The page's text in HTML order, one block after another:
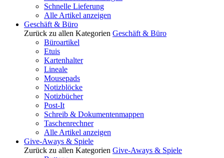
Schnelle Lieferung
Alle Artikel anzeigen
Geschäft & Büro
Zurück zu allen Kategorien Geschäft & Büro
Büroartikel
Etuis
Kartenhalter
Lineale
Mousepads
Notizblöcke
Notizbücher
Post-It
Schreib & Dokumentenmappen
Taschenrechner
Alle Artikel anzeigen
Give-Aways & Spiele
Zurück zu allen Kategorien Give-Aways & Spiele